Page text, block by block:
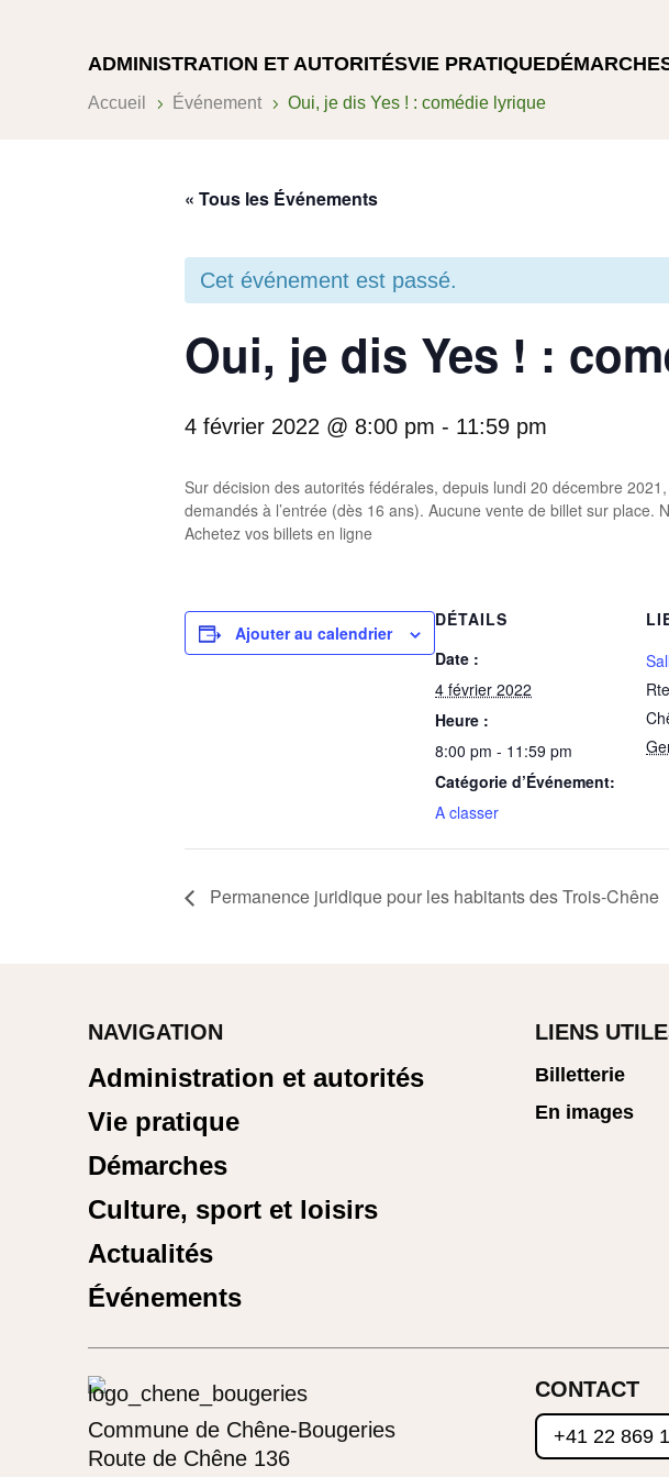
ADMINISTRATION ET AUTORITÉSVIE PRATIQUE
Accueil 5 Événement 5 Oui, je dis Yes ! : comédie lyrique
« Tous les Événements
Cet événement est passé.
Oui, je dis Yes ! :
4 février 2022 @ 8:00 pm - 11:59 pm
Sur décision des autorités fédérales, depuis lundi 20 décembre
demandés à l’entrée (dès 16 ans). Aucune vente de billet sur place.
Achetez vos billets en ligne
Ajouter au calendrier
DÉTAILS
Date :
4 février 2022
Heure :
8:00 pm - 11:59 pm
Catégorie d’Événement:
A classer
Permanence juridique pour les habitants des Trois-Chêne
NAVIGATION
Administration et autorités
Vie pratique
Démarches
Culture, sport et loisirs
Actualités
Événements
LIENS
Billetterie
En images
Commune de Chêne-Bougeries
Route de Chêne 136
CONTACT
+41 22 869